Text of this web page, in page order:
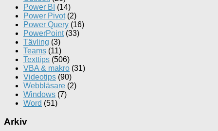
Power BI (14)
Power Pivot(2)
Power Query (16)
PowerPoint(33)
Tävling (3)
Teams (11)
Texttips (506)
VBA & makro (31)
Videotips (90)
Webbläsare (2)
Windows (7)
Word (51)
Arkiv